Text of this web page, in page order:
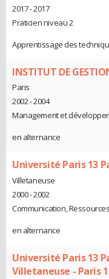
2017 - 2017
Praticien niveau 2
Apprentissage des
INSTITUT DE
Paris
2002 - 2004
Management et
en alternance
Université Paris 13
Villetaneuse
2000 - 2002
Communication,
en alternance
Université Paris 13
Villetaneuse - Paris